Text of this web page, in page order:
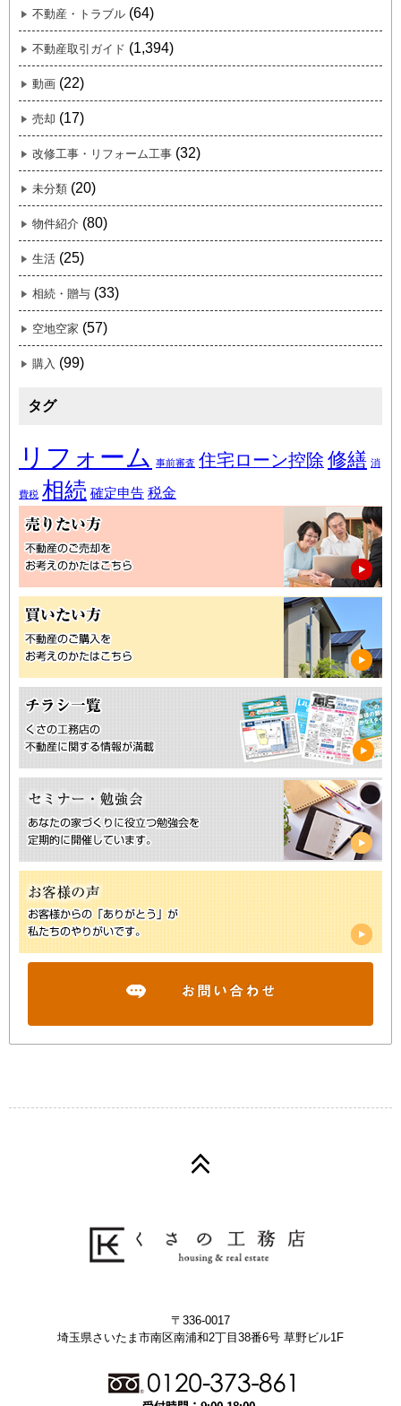
不動産・トラブル (64)
不動産取引ガイド (1,394)
動画 (22)
売却 (17)
改修工事・リフォーム工事 (32)
未分類 (20)
物件紹介 (80)
生活 (25)
相続・贈与 (33)
空地空家 (57)
購入 (99)
タグ
リフォーム 事前審査 住宅ローン控除 修繕 消
費税 相続 確定申告 税金
〒336-0017
埼玉県さいたま市南区南浦和2丁目38番6号 草野ビル1F